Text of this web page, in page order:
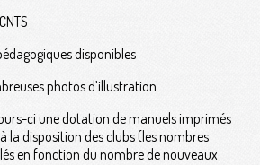
disponibles
photos d’illustration
ci une dotation de manuels imprimés
la disposition des clubs (les nombres
en fonction du nombre de nouveaux